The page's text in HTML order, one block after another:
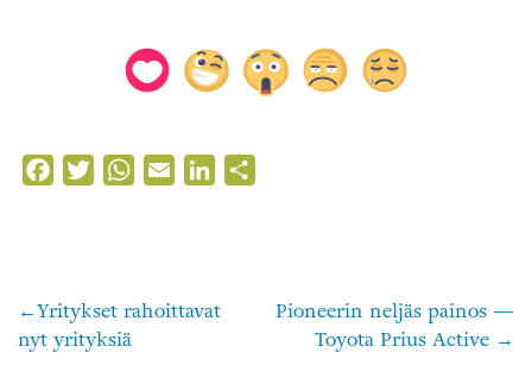
FacebookTwitterWhatsApp
Email LinkedIn
Artikkelien
Yritykset rahoittavat
nyt yrityksiä
Pioneerin neljäs painos —
Toyota Prius Active